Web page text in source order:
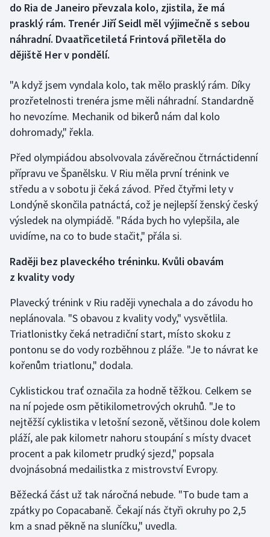
Curling
Dostihy
Florbal
Golf
Gymnastika
Házená
Jezdectví
Judo
Krasobruslení
Lezení
Lyže a snowboard
Moderní pětiboj
Motorsport
Olympijské hry
Parasport
Plážový volejbal
do Ria de Janeiro převzala kolo, zjistila, že má
prasklý rám. Trenér Jiří Seidl měl výjimečně s sebou
náhradní. Dvaatřicetiletá Frintová přiletěla do
dějiště Her v pondělí.
"A když jsem vyndala kolo, tak mělo prasklý rám. Díky
prozřetelnosti trenéra jsme měli náhradní. Standardně
ho nevozíme. Mechanik od bikerů nám dal kolo
dohromady," řekla.
Před olympiádou absolvovala závěrečnou čtrnáctidenní
přípravu ve Španělsku. V Riu měla první trénink ve
středu a v sobotu ji čeká závod. Před čtyřmi lety v
Londýně skončila patnáctá, což je nejlepší ženský český
výsledek na olympiádě. "Ráda bych ho vylepšila, ale
uvidíme, na co to bude stačit," přála si.
Raději bez plaveckého tréninku. Kvůli obavám
z kvality vody
Plavecký trénink v Riu raději vynechala a do závodu ho
neplánovala. "S obavou z kvality vody," vysvětlila.
Triatlonistky čeká netradiční start, místo skoku z
pontonu se do vody rozběhnou z pláže. "Je to návrat ke
kořenům triatlonu," dodala.
Cyklistickou trať označila za hodně těžkou. Celkem se
na ní pojede osm pětikilometrových okruhů. "Je to
nejtěžší cyklistika v letošní sezoně, většinou dole kolem
pláží, ale pak kilometr nahoru stoupání s místy dvacet
procent a pak kilometr prudký sjezd," popsala
dvojnásobná medailistka z mistrovství Evropy.
Běžecká část už tak náročná nebude. "To bude tam a
zpátky po Copacabaně. Čekají nás čtyři okruhy po 2,5
km a snad pěkně na sluníčku," uvedla.